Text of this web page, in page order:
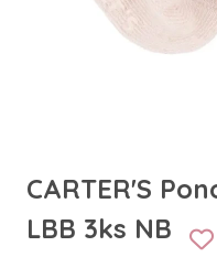
CARTER'S
LBB 3ks NB